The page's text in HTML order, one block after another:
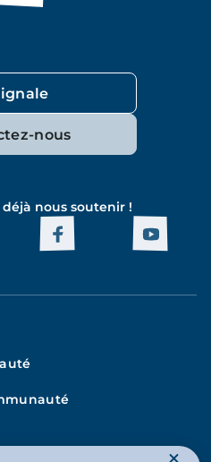
nous
déjà nous soutenir !